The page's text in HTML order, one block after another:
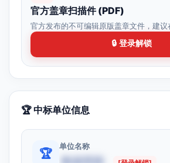
官方盖章扫描件 (PDF)
官方发布的不可编辑原版盖章文件，建议
🔒 登录解锁
🏆 中标单位信息
🏆
单位名称